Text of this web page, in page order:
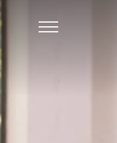
Navigation